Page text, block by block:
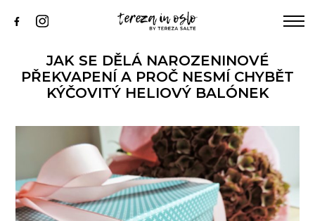
KNIHA
INSTAGRAM
JAK SE DĚLÁ NAROZENINOVÉ
PŘEKVAPENÍ A PROČ NESMÍ CHYBĚT
KÝČOVITÝ HELIOVÝ BALÓNEK